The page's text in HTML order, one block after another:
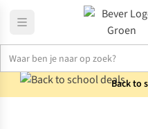
Back to